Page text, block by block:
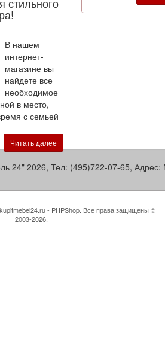
В нашем
интернет-
магазине вы
найдете все
необходимое
в место,
с семьей
Читать далее
24" 2026, Тел: (495)722-07-65, Адрес:
- PHPShop. Все права защищены ©
2003-2026.